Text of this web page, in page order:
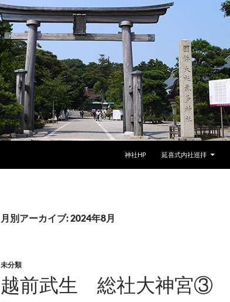
神社HP 延喜式内社巡拝
月別アーカイブ: 2024年8月
未分類
越前武生 総社大神宮③